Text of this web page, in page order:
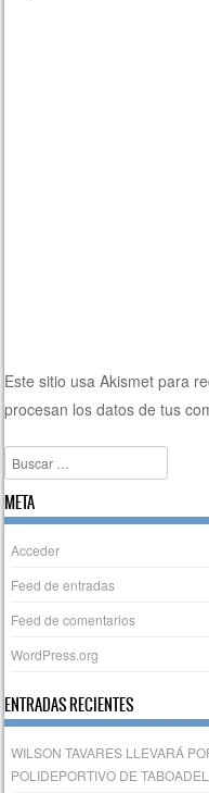
Este sitio usa Akismet para
procesan los datos de tus
Buscar
META
Acceder
Feed de entradas
Feed de comentarios
WordPress.org
ENTRADAS RECIENTES
WILSON TAVARES LLEVARÁ
POLIDEPORTIVO DE